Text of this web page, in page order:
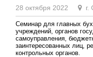
28 октября 2022 г.
Семинар для главных
учреждений, органов
самоуправления,
заинтересованных лиц,
контрольных органов.